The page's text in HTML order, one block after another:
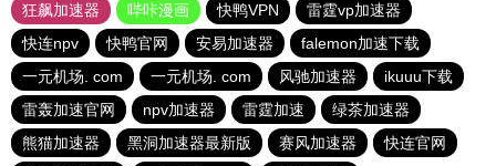
狂飙加速器
哔咔漫画 快鸭VPN
雷霆vp加速器
快连npv
快鸭官网 安易加速器
falemon加速下载
一元机场. com
一元机场. com 风驰加速器
ikuuu下载
雷轰加速官网
npv加速器 雷霆加速
绿茶加速器
熊猫加速器
黑洞加速器最新版 赛风加速器
快连官网